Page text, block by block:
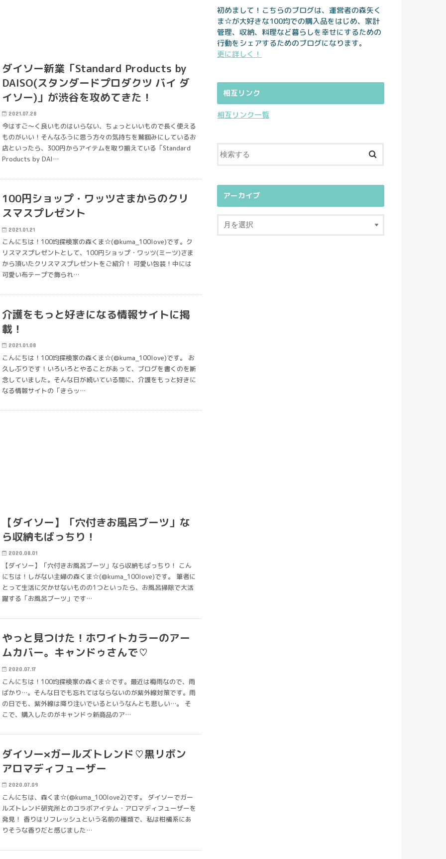
ダイソー新業「Standard Products by
DAISO(スタンダードプロダクツ バイ ダ
イソー)」が渋谷を攻めてきた！
2021.07.28
今はすご〜く良いものはいらない、ちょっといいもので長く使える
ものがいい！そんなふうに思う方々の気持ちを鷲掴みにしているお
店といったら、300円からアイテムを取り揃えている「Standard
Products by DAI…
100円ショップ・ワッツさまからのクリ
スマスプレゼント
2021.01.21
こんにちは！100均探検家の森くま☆(@kuma_100love)です。ク
リスマスプレゼントとして、100円ショップ・ワッツ(ミーツ)さま
から頂いたクリスマスプレゼントをご紹介！ 可愛い包装！中には
可愛い布テープで飾られ…
介護をもっと好きになる情報サイトに掲
載！
2021.01.08
こんにちは！100均探検家の森くま☆(@kuma_100love)です。 お
久しぶりです！いろいろとやることがあって、ブログを書くのを断
念していました。そんな日が続いている間に、介護をもっと好きに
なる情報サイトの「きらッ…
【ダイソー】「穴付きお風呂ブーツ」な
ら収納もばっちり！
2020.08.01
【ダイソー】「穴付きお風呂ブーツ」なら収納もばっちり！ こん
にちは！しがない主婦の森くま☆(@kuma_100love)です。 筆者に
とって生活に欠かせないものの1つといったら、お風呂掃除で大活
躍する「お風呂ブーツ」です…
やっと見つけた！ホワイトカラーのアー
ムカバー。キャンドゥさんで♡
2020.07.17
こんにちは！100均探検家の森くま☆です。最近は梅雨なので、雨
ばかり…。そんな日でも忘れてはならないのが紫外線対策です。雨
の日でも、紫外線は降り注いでいるというなんとも悲しい…。 そ
こで、購入したのがキャンドゥ新商品のア…
ダイソー×ガールズトレンド♡黒リボン
アロマディフューザー
2020.07.09
こんにちは、森くま☆(@kuma_100love2)です。 ダイソーでガー
ルズトレンド研究所とのコラボアイテム・アロマディフューザーを
発見！ 香りはリフレッシュという名前の種類で、私は柑橘系にあ
りそうな香りだと感じました…
初めまして！こちらのブログは、運営者の森矢く
ま☆が大好きな100均での購入品をはじめ、家計
管理、収納、料理など暮らしを幸せにするための
行動をシェアするためのブログになります。
更に詳しく！
相互リンク
相互リンク一覧
アーカイブ